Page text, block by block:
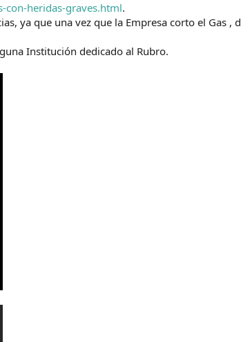
heridas-graves.html.
ya que una vez que la Empresa corto el Gas
Institución dedicado al Rubro.